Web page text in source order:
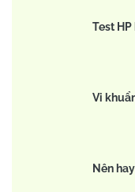
Test
Vi
Nên